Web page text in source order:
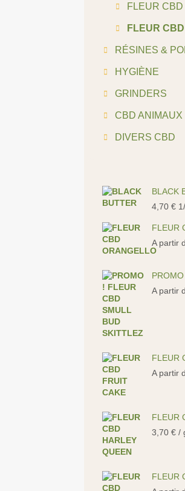
FLEUR
FLEUR
RÉSINES &
HYGIÈNE
GRINDERS
CBD ANIMAUX
DIVERS CBD
BLACK
4,70 €
FLEUR
A partir
A partir
FLEUR
A partir
FLEUR
3,70 € /
FLEUR